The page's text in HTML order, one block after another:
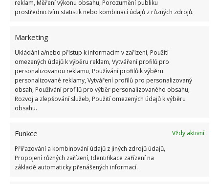
reklam, Měření výkonu obsahu, Porozumění publiku
prostřednictvím statistik nebo kombinací údajů z různých zdrojů.
Marketing
Ukládání a/nebo přístup k informacím v zařízení, Použití
omezených údajů k výběru reklam, Vytváření profilů pro
personalizovanou reklamu, Používání profilů k výběru
personalizované reklamy, Vytváření profilů pro personalizovaný
obsah, Používání profilů pro výběr personalizovaného obsahu,
Rozvoj a zlepšování služeb, Použití omezených údajů k výběru
obsahu.
Funkce
Vždy aktivní
Přiřazování a kombinování údajů z jiných zdrojů údajů,
Propojení různých zařízení, Identifikace zařízení na
základě automaticky přenášených informací.
DĚDICTVÍ FARMA POKLAD
STAROŽITNOST
Přidejte svůj názor
Hana Musilová
Do redakce Bydlimeutulne.cz se